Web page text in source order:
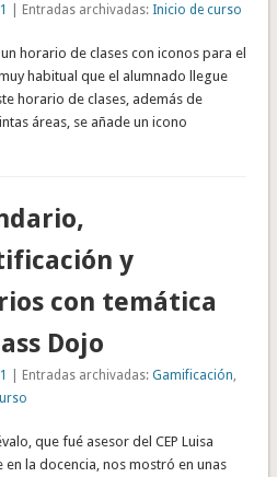
| Entradas archivadas: Inicio de curso
horario de clases con iconos para el
habitual que el alumnado llegue
horario de clases, además de
áreas, se añade un icono
y
con temática
Dojo
| Entradas archivadas:Gamificación
que fué asesor del CEP Luisa
en la docencia, nos mostró en unas